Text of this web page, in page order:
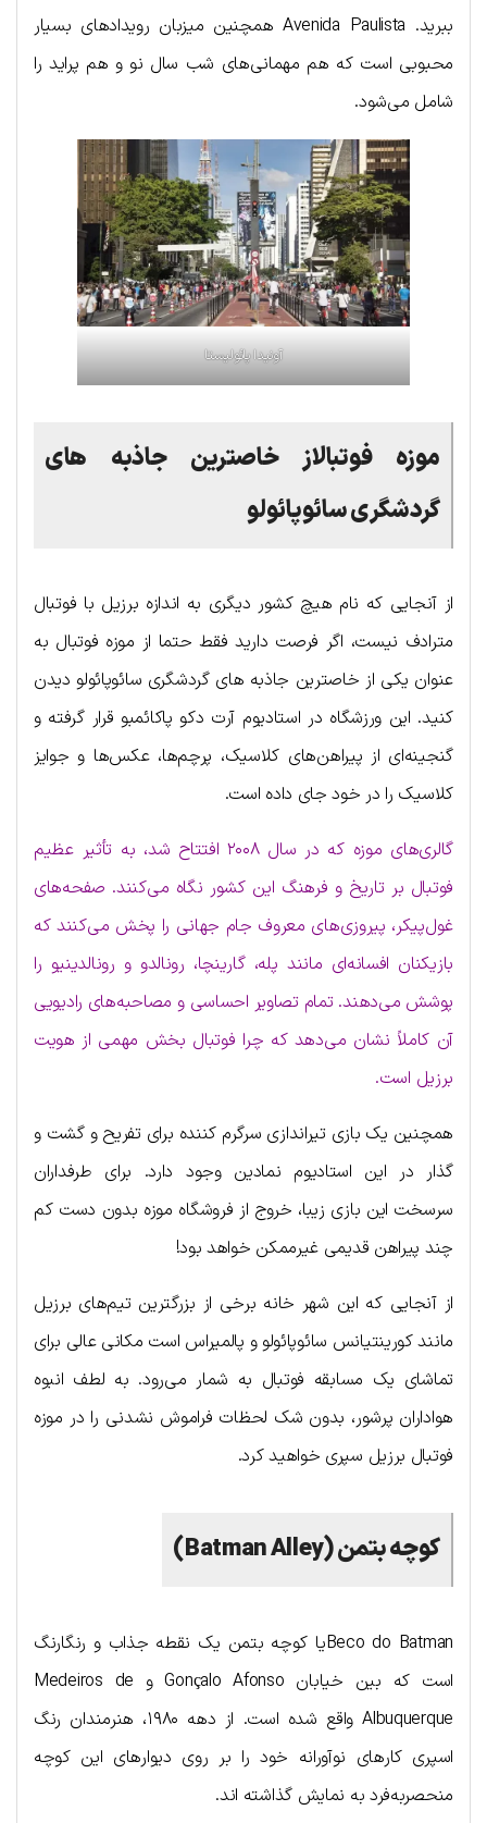
ببرید. Avenida Paulista همچنین میزبان رویدادهای بسیار
محبوبی است که هم مهمانی‌های شب سال نو و هم پراید را
شامل می‌شود.
آونیدا پائولیستا
موزه فوتبالاز خاصترین جاذبه های
گردشگری سائوپائولو
از آنجایی که نام هیچ کشور دیگری به اندازه برزیل با فوتبال
مترادف نیست، اگر فرصت دارید فقط حتما از موزه فوتبال به
عنوان یکی از خاصترین جاذبه های گردشگری سائوپائولو دیدن
کنید. این ورزشگاه در استادیوم آرت دکو پاکائمبو قرار گرفته و
گنجینه‌ای از پیراهن‌های کلاسیک، پرچم‌ها، عکس‌ها و جوایز
کلاسیک را در خود جای داده است.
گالری‌های موزه که در سال ۲۰۰۸ افتتاح شد، به تأثیر عظیم
فوتبال بر تاریخ و فرهنگ این کشور نگاه می‌کنند. صفحه‌های
غول‌پیکر، پیروزی‌های معروف جام جهانی را پخش می‌کنند که
بازیکنان افسانه‌ای مانند پله، گارینچا، رونالدو و رونالدینیو را
پوشش می‌دهند. تمام تصاویر احساسی و مصاحبه‌های رادیویی
آن کاملاً نشان می‌دهد که چرا فوتبال بخش مهمی از هویت
برزیل است.
همچنین یک بازی تیراندازی سرگرم کننده برای تفریح و گشت و
گذار در این استادیوم نمادین وجود دارد. برای طرفداران
سرسخت این بازی زیبا، خروج از فروشگاه موزه بدون دست کم
چند پیراهن قدیمی غیرممکن خواهد بود!
از آنجایی که این شهر خانه برخی از بزرگترین تیم‌های برزیل
مانند کورینتیانس سائوپائولو و پالمیراس است مکانی عالی برای
تماشای یک مسابقه فوتبال به شمار می‌رود. به لطف انبوه
هواداران پرشور، بدون شک لحظات فراموش نشدنی را در موزه
فوتبال برزیل سپری خواهید کرد.
کوچه بتمن (Batman Alley
)
Beco do Batmanیا کوچه بتمن یک نقطه جذاب و رنگارنگ
است که بین خیابان Gonçalo Afonso و Medeiros de
Albuquerque واقع شده است. از دهه ۱۹۸۰، هنرمندان رنگ
اسپری کارهای نوآورانه خود را بر روی دیوارهای این کوچه
منحصربه‌فرد به نمایش گذاشته اند.